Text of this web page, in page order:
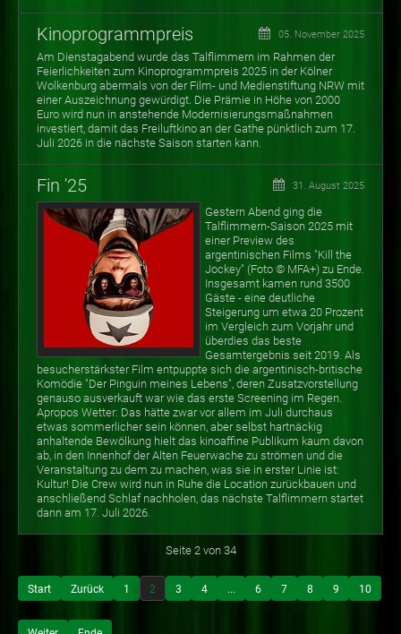
Kinoprogrammpreis 05. November 2025
Am Dienstagabend wurde das Talflimmern im Rahmen der
Feierlichkeiten zum Kinoprogrammpreis 2025 in der Kölner
Wolkenburg abermals von der Film- und Medienstiftung NRW mit
einer Auszeichnung gewürdigt. Die Prämie in Höhe von 2000
Euro wird nun in anstehende Modernisierungsmaßnahmen
investiert, damit das Freiluftkino an der Gathe pünktlich zum 17.
Juli 2026 in die nächste Saison starten kann.
Fin '25 31. August 2025
Gestern Abend ging die
Talflimmern-Saison 2025 mit
einer Preview des
argentinischen Films "Kill the
Jockey" (Foto © MFA+) zu Ende.
Insgesamt kamen rund 3500
Gäste - eine deutliche
Steigerung um etwa 20 Prozent
im Vergleich zum Vorjahr und
überdies das beste
Gesamtergebnis seit 2019. Als
besucherstärkster Film entpuppte sich die argentinisch-britische
Komödie "Der Pinguin meines Lebens", deren Zusatzvorstellung
genauso ausverkauft war wie das erste Screening im Regen.
Apropos Wetter: Das hätte zwar vor allem im Juli durchaus
etwas sommerlicher sein können, aber selbst hartnäckig
anhaltende Bewölkung hielt das kinoaffine Publikum kaum davon
ab, in den Innenhof der Alten Feuerwache zu strömen und die
Veranstaltung zu dem zu machen, was sie in erster Linie ist:
Kultur! Die Crew wird nun in Ruhe die Location zurückbauen und
anschließend Schlaf nachholen, das nächste Talflimmern startet
dann am 17. Juli 2026.
Seite 2 von 34
Start Zurück 1 2 3 4 ... 6 7 8 9 10